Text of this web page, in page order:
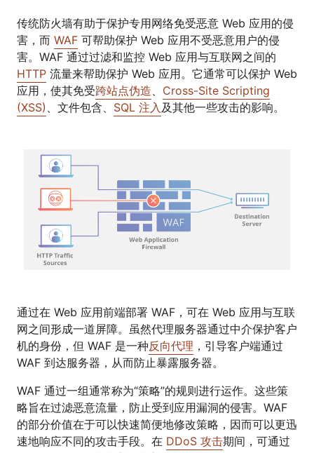
传统防火墙有助于保护专用网络免受恶意 Web 应用的侵
害，而 WAF 可帮助保护 Web 应用不受恶意用户的侵
害。WAF 通过过滤和监控 Web 应用与互联网之间的
HTTP 流量来帮助保护 Web 应用。它通常可以保护 Web
应用，使其免受跨站点伪造、 Cross-Site Scripting
(XSS) 、文件包含、 SQL 注入及其他一些攻击的影响。
通过在 Web 应用前端部署 WAF，可在 Web 应用与互联
网之间形成一道屏障。虽然代理服务器通过中介保护客户
机的身份，但 WAF 是一种反向代理 ，引导客户端通过
WAF 到达服务器，从而防止暴露服务器。
WAF 通过一组通常称为“策略”的规则进行运作。这些策
略旨在过滤恶意流量，防止受到应用漏洞的侵害。WAF
的部分价值在于可以快速简便地修改策略，因而可以更迅
速地响应不同的攻击手段。在 DDoS 攻击期间，可通过